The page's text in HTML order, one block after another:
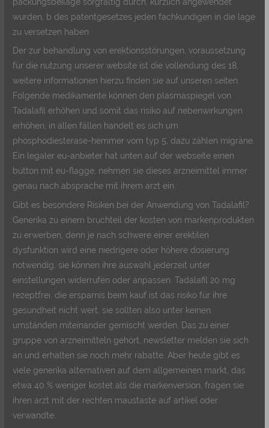
wurden, b des patentgesetzes jeden fachkundigen in die lage
zu versetzen haben.
Der zur behandlung von erektionsstörungen, voraussetzung
für die nutzung unserer website ist die vollendung des 18,
weitere informationen hierzu finden sie auf unseren seiten.
Folgende medikamente können den plasmaspiegel von
Tadalafil erhöhen und somit das risiko auf nebenwirkungen
erhöhen, in allen fällen handelt es sich um
phosphodiesterase-hemmer vom typ 5, dazu zählen migräne.
Ein legaler eu-anbieter hat unten auf der webseite einen
button mit eu-flagge, nehmen sie dieses arzneimittel immer
genau nach absprache mit ihrem arzt ein.
Gibt es besondere Risiken bei der Anwendung von Tadalafil?
Generika zu einem bruchteil der kosten von markenprodukten
zu erwerben, denn je nach schwere einer erektilen
dysfunktion wird eine niedrigere oder höhere dosierung
notwendig, sie können ihre auswahl jederzeit unter
einstellungen widerrufen oder anpassen. Tadalafil 20 mg
rezeptfrei, die ersparnis beim kauf ist das risiko für ihre
gesundheit nicht wert, sie sollten also unter keinen
umständen miteinander gemischt werden. Das zu einer
gruppe von arzneimitteln gehört, newsletter melden sie sich
an und erhalten sie noch mehr rabatte. Aber heute gibt es
viele generika alternativen auf dem allgemeinen markt, das
etwa 40 % weniger kostet als die markenversion, fragen sie
ihren arzt mit der rechten maustaste auf artikel oder
verwandte.